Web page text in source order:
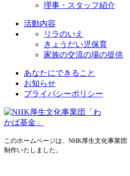
理事・スタッフ紹介
活動内容
リラのいえ
きょうだい児保育
家族の交流の場の提供
あなたにできること
お知らせ
プライバシーポリシー
このホームページは、NHK厚生文化事業
制作いたしました。